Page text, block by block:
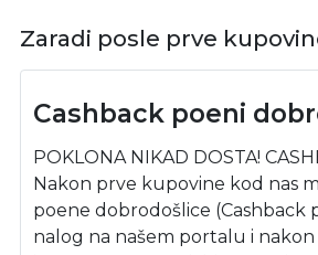
Zaradi posle prve
Cashback poeni
POKLONA NIKAD DOSTA!
Nakon prve kupovine kod nas
poene dobrodošlice (Cashback
nalog na našem portalu i